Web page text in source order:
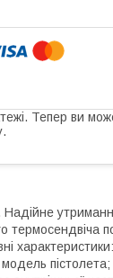
Тепер ви
термосендвіча